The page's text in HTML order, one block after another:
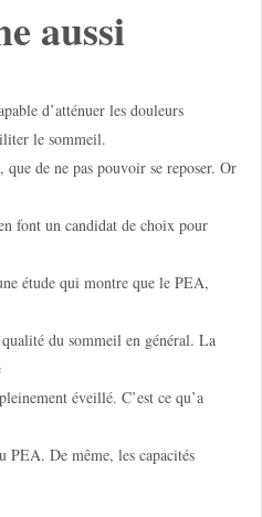
aussi
d’atténuer les douleurs
le sommeil.
de ne pas pouvoir se reposer. Or
font un candidat de choix pour
étude qui montre que le PEA,
du sommeil en général. La
éveillé. C’est ce qu’a
PEA. De même, les capacités